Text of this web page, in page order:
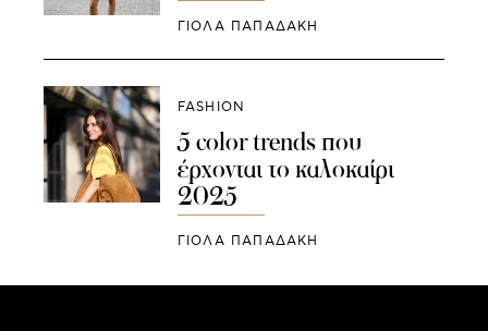
ΓΙΌΛΑ ΠΑΠΑΔΆΚΗ
FASHION
5 color trends που
έρχονται το καλοκαίρι
2025
ΓΙΌΛΑ ΠΑΠΑΔΆΚΗ